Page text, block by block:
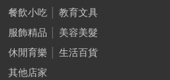
餐飲小吃
教育文具
服飾精品
美容美髮
休閒育樂
生活百貨
其他店家